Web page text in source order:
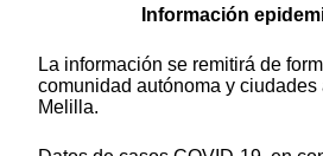
Información
La información se remitirá de
comunidad autónoma y
Melilla.